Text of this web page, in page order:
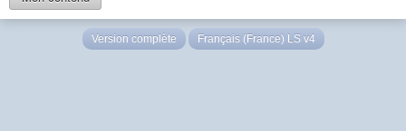
Version complète Français (France) LS v4